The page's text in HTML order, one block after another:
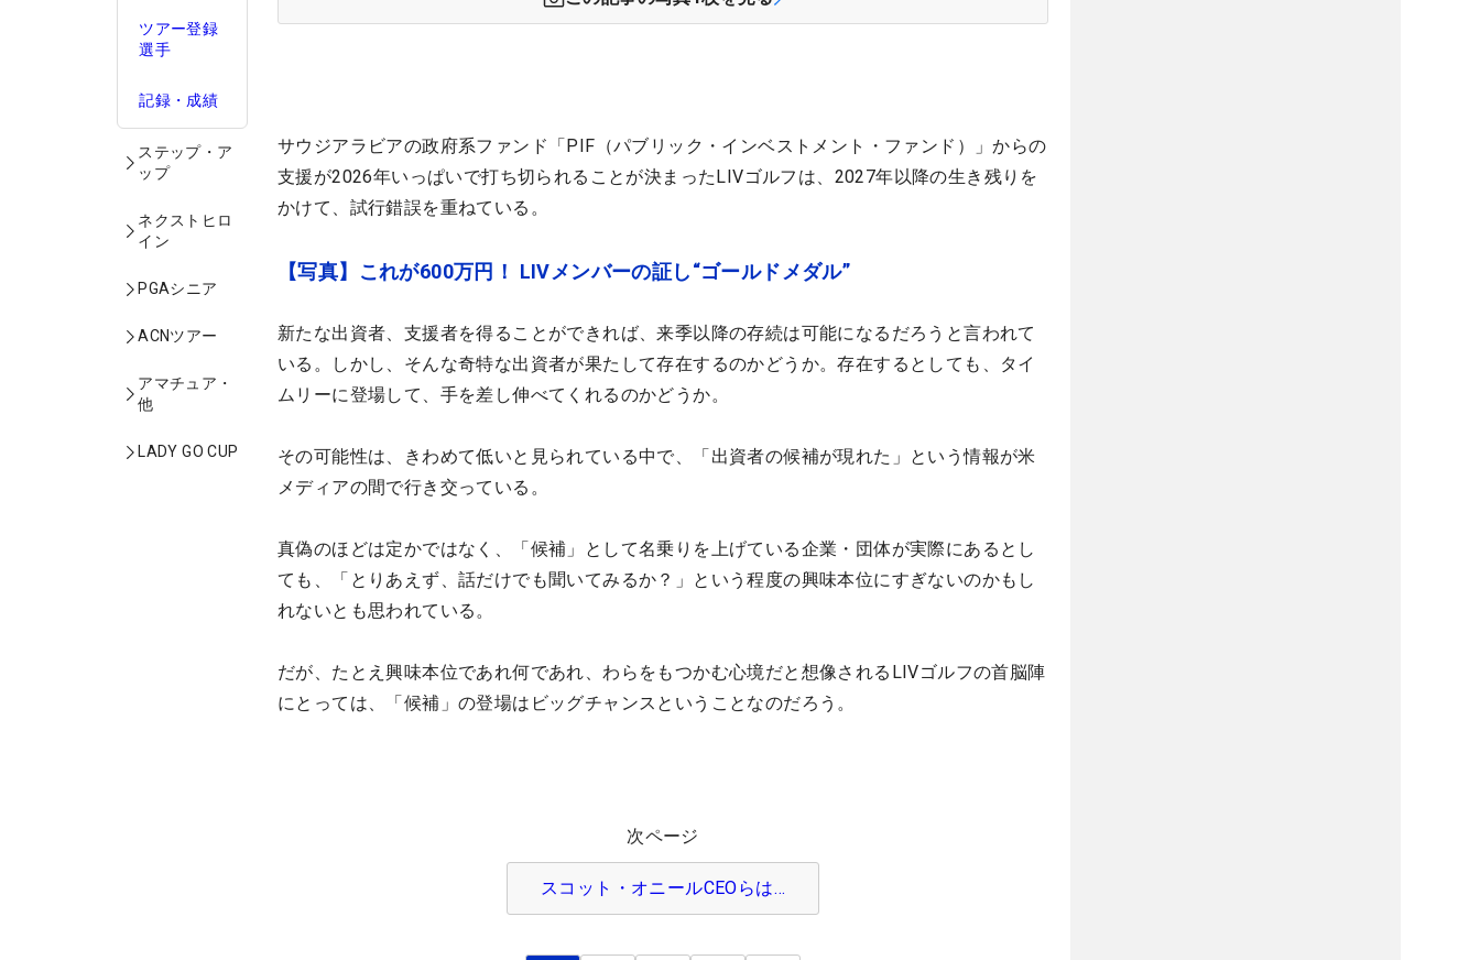
ツアー登録
選手
記録・成績
ステップ・ア
ップ
ネクストヒロ
イン
PGAシニア
ACNツアー
アマチュア・
他
LADY GO CUP
サウジアラビアの政府系ファンド「PIF（パブリック・インベストメント・ファンド）」からの
支援が2026年いっぱいで打ち切られることが決まったLIVゴルフは、2027年以降の生き残りを
かけて、試行錯誤を重ねている。
【写真】これが600万円！ LIVメンバーの証し“ゴールドメダル”
新たな出資者、支援者を得ることができれば、来季以降の存続は可能になるだろうと言われて
いる。しかし、そんな奇特な出資者が果たして存在するのかどうか。存在するとしても、タイ
ムリーに登場して、手を差し伸べてくれるのかどうか。
その可能性は、きわめて低いと見られている中で、「出資者の候補が現れた」という情報が米
メディアの間で行き交っている。
真偽のほどは定かではなく、「候補」として名乗りを上げている企業・団体が実際にあるとし
ても、「とりあえず、話だけでも聞いてみるか？」という程度の興味本位にすぎないのかもし
れないとも思われている。
だが、たとえ興味本位であれ何であれ、わらをもつかむ心境だと想像されるLIVゴルフの首脳陣
にとっては、「候補」の登場はビッグチャンスということなのだろう。
次ページ
スコット・オニールCEOらは…